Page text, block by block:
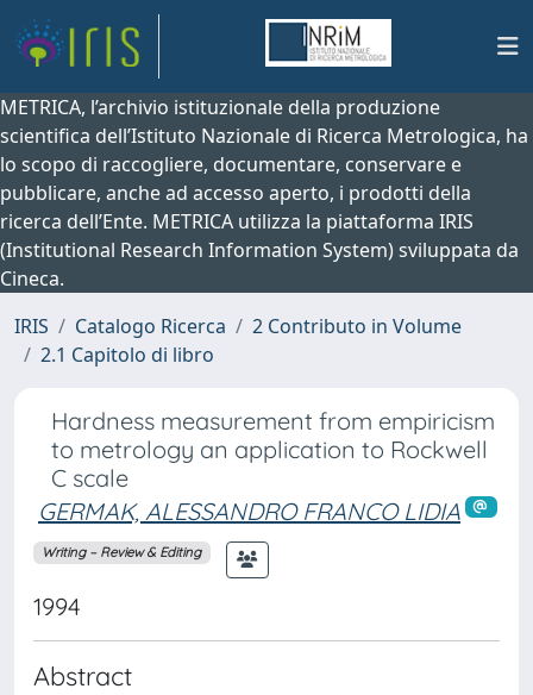
METRICA, l’archivio istituzionale della produzione
scientifica dell’Istituto Nazionale di Ricerca Metrologica, ha
lo scopo di raccogliere, documentare, conservare e
pubblicare, anche ad accesso aperto, i prodotti della
ricerca dell’Ente. METRICA utilizza la piattaforma IRIS
(Institutional Research Information System) sviluppata da
Cineca.
IRIS
Catalogo Ricerca
2 Contributo in Volume
2.1 Capitolo di libro
Hardness measurement from empiricism
to metrology an application to Rockwell
C scale
GERMAK, ALESSANDRO FRANCO LIDIA
Writing – Review & Editing
1994
Abstract